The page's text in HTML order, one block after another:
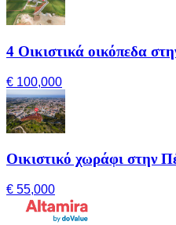
4 Οικιστικά οικόπεδα
€ 100,000
Οικιστικό χωράφι στην
€ 55,000